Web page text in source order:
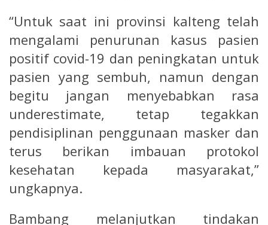
“Untuk saat ini provinsi kalteng telah
mengalami penurunan kasus pasien
positif covid-19 dan peningkatan untuk
pasien yang sembuh, namun dengan
begitu jangan menyebabkan rasa
underestimate, tetap tegakkan
pendisiplinan penggunaan masker dan
terus berikan imbauan protokol
kesehatan kepada masyarakat,”
ungkapnya.
Bambang melanjutkan tindakan